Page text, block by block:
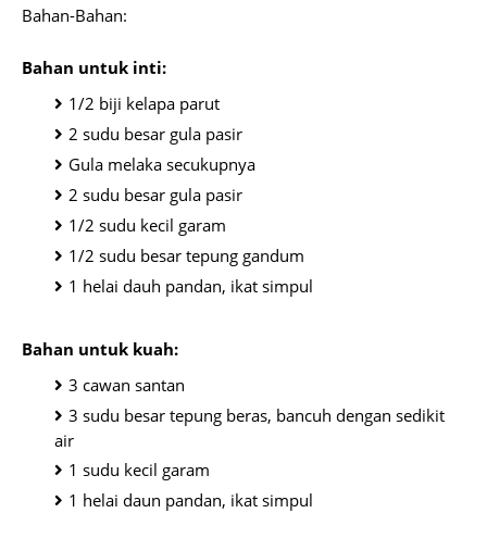
Bahan-Bahan:
Bahan untuk inti:
1/2 biji kelapa parut
2 sudu besar gula pasir
Gula melaka secukupnya
2 sudu besar gula pasir
1/2 sudu kecil garam
1/2 sudu besar tepung gandum
1 helai dauh pandan, ikat simpul
Bahan untuk kuah:
3 cawan santan
3 sudu besar tepung beras, bancuh dengan sedikit
air
1 sudu kecil garam
1 helai daun pandan, ikat simpul